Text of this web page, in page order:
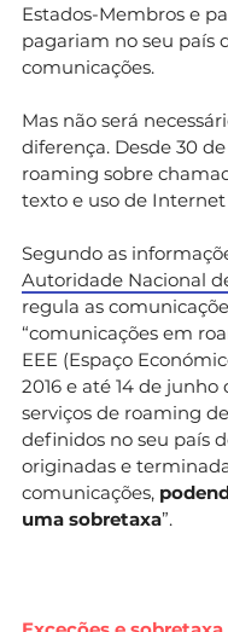
Estados-Membros e
pagariam no seu país
comunicações.
Mas não será
diferença. Desde 30
roaming sobre
texto e uso de Internet
Segundo as
Autoridade Nacional
regula as
“comunicações em
EEE (Espaço
2016 e até 14 de junho
serviços de roaming
definidos no seu país
originadas e
comunicações,
uma sobretaxa”.